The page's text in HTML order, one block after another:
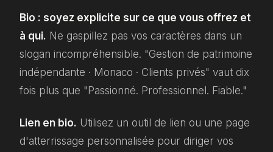
Bio : soyez explicite sur ce que vous offrez et
à qui. Ne gaspillez pas vos caractères dans un
slogan incompréhensible. "Gestion de patrimoine
indépendante · Monaco · Clients privés" vaut dix
fois plus que "Passionné. Professionnel. Fiable."
Lien en bio. Utilisez un outil de lien ou une page
d'atterrissage personnalisée pour diriger vos